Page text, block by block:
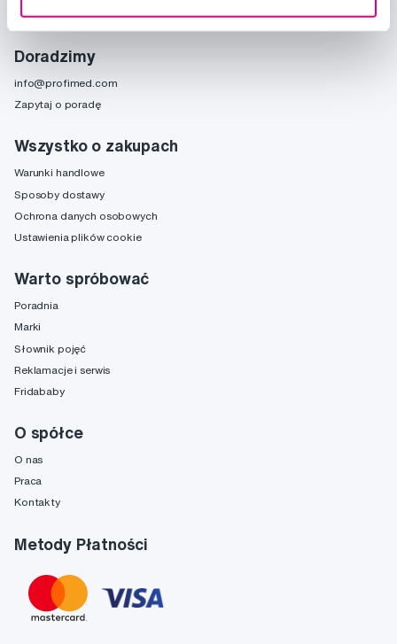
Doradzimy
info@profimed.com
Zapytaj o poradę
Wszystko o zakupach
Warunki handlowe
Sposoby dostawy
Ochrona danych osobowych
Ustawienia plików cookie
Warto spróbować
Poradnia
Marki
Słownik pojęć
Reklamacje i serwis
Fridababy
O spółce
O nas
Praca
Kontakty
Metody Płatności